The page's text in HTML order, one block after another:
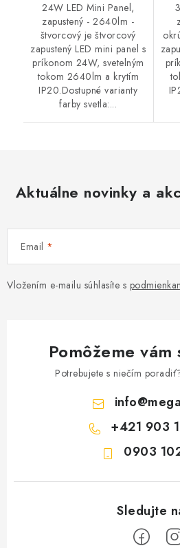
24W LED Mini Panel,
zapustený - 2640lm -
štvorcový je štvorcový
zapustený LED mini panel s
príkonom 24W, svetelným
tokom 2640lm a krytím
IP20.Dostupné varianty
farby svetla:...
Aktuálne novinky a
Email
Vložením e-mailu súhlasíte s
Pomôžeme
Potrebujete s niečím
info@
+421 903
0903